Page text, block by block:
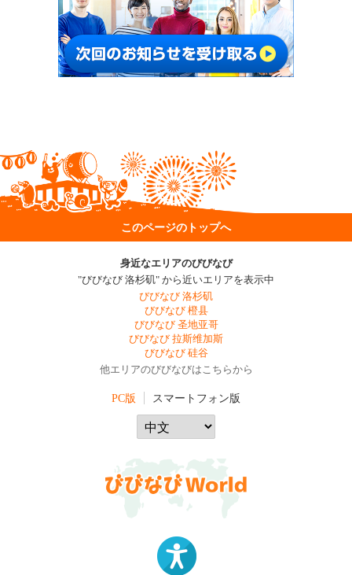
このページのトップへ
身近なエリアのびびなび
"びびなび 洛杉矶" から近いエリアを表示中
びびなび 洛杉矶
びびなび 橙县
びびなび 圣地亚哥
びびなび 拉斯维加斯
びびなび 硅谷
他エリアのびびなびはこちらから
PC版 スマートフォン版